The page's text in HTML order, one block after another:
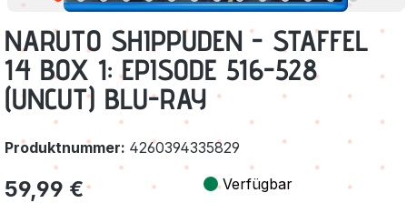
NARUTO SHIPPUDEN - STAFFEL
14 BOX 1: EPISODE 516-528
(UNCUT) BLU-RAY
Produktnummer: 4260394335829
Regulärer Preis:
59,99 € Verfügbar